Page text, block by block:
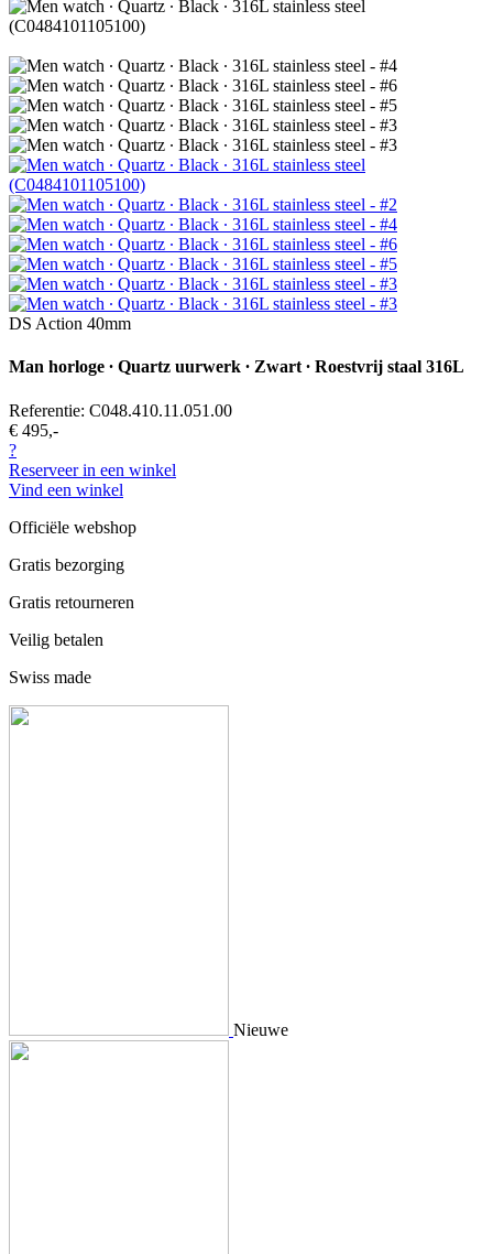
DS Action 40mm
Man horloge ∙ Quartz uurwerk ∙ Zwart ∙ Roestvrij staal 316L
Referentie: C048.410.11.051.00
€ 495,-
?
Reserveer in een winkel
Vind een winkel
Officiële webshop
Gratis bezorging
Gratis retourneren
Veilig betalen
Swiss made
Nieuwe